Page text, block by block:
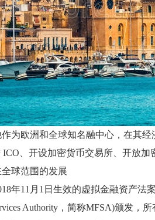
为欧洲和全球知名融中心，在其
ICO、开设加密货币交易所、开放
球范围的发展
年11月1日生效的虚拟金融资产法
Authority，简称MFSA)颁发